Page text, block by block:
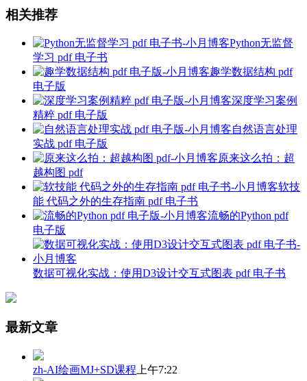
相关推荐
Python无监督
学习 pdf 电子书
趣学数据结构 pdf
电子版
深度学习案例
精粹 pdf 电子版
自然语言处理
实战 pdf 电子版
原来这么拍：超
越构图 pdf
软技
能 代码之外的生存指南 pdf 电子书
流畅的Python pdf
电子版
数据可视化实战：使用D3设计交互式图表 pdf 电子书
最新文章
zh-AI绘画MJ+SD课程 上午7:22